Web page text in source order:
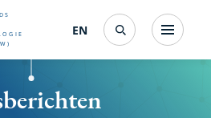
EN English
(interfacetaal
wijzigen)
SearchMenu